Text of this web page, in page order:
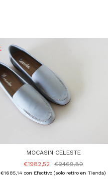
MOCASIN CELESTE
€1982,52
€2469,80
€1685,14 con Efectivo (solo retiro en Tienda)